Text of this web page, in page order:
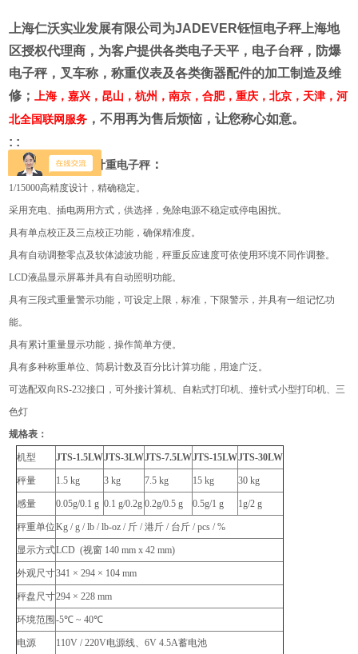
上海仁沃实业发展有限公司为JADEVER钰恒电子秤上海地
区授权代理商 ，为客户提供各类电子天平，电子台秤，防爆
电子秤，叉车称，称重仪表及各类衡器配件的加工制造及维
修； 上海，嘉兴，昆山，杭州，南京，合肥，重庆，北京，天津，河
北全国联网服务 ，不用再为售后烦恼，让您称心如意。
: :
钰恒JTS-LW新型计重电子秤 ：
1/15000高精度设计，精确稳定。
采用充电、插电两用方式，供选择，免除电源不稳定或停电困扰。
具有单点校正及三点校正功能，确保精准度。
具有自动调整零点及软体滤波功能，秤重反应速度可依使用环境不同作调整。
LCD液晶显示屏幕并具有自动照明功能。
具有三段式重量警示功能，可设定上限，标准，下限警示，并具有一组记忆功
能。
具有累计重量显示功能，操作简单方便。
具有多种称重单位、简易计数及百分比计算功能，用途广泛。
可选配双向RS-232接口，可外接计算机、自粘式打印机、撞针式小型打印机、三
色灯
规格表：
机型 JTS-1.5LWJTS-3LWJTS-7.5LWJTS-15LWJTS-30LW
秤量 1.5 kg 3 kg 7.5 kg 15 kg 30 kg
感量 0.05g/0.1 g 0.1 g/0.2g 0.2g/0.5 g 0.5g/1 g 1g/2 g
秤重单位Kg / g / lb / lb-oz / 斤 / 港斤 / 台斤 / pcs / %
显示方式LCD (视窗 140 mm x 42 mm)
外观尺寸341 × 294 × 104 mm
秤盘尺寸294 × 228 mm
环境范围 -5℃ ~ 40℃
电源 110V / 220V电源线、6V 4.5A蓄电池